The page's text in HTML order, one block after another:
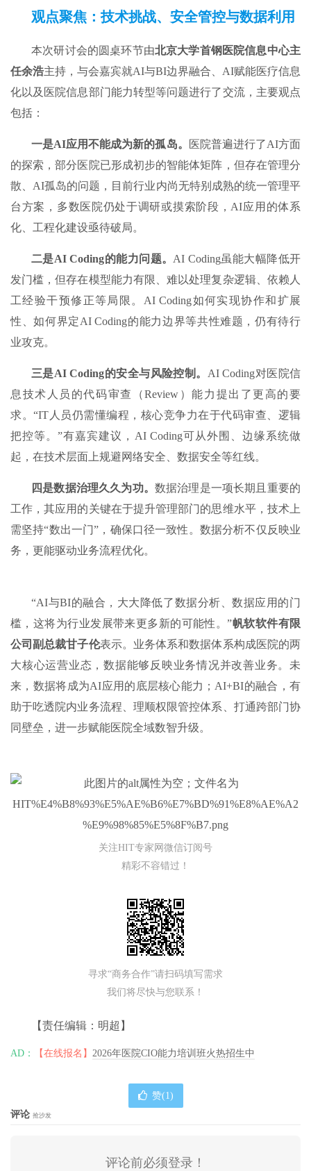
观点聚焦：技术挑战、安全管控与数据利用
本次研讨会的圆桌环节由北京大学首钢医院信息中心主
任余浩主持，与会嘉宾就AI与BI边界融合、AI赋能医疗信息
化以及医院信息部门能力转型等问题进行了交流，主要观点
包括：
一是AI应用不能成为新的孤岛。
医院普遍进行了AI方面
的探索，部分医院已形成初步的智能体矩阵，但存在管理分
散、AI孤岛的问题，目前行业内尚无特别成熟的统一管理平
台方案，多数医院仍处于调研或摸索阶段，AI应用的体系
化、工程化建设亟待破局。
二是AI Coding的能力问题。AI Coding虽能大幅降低开
发门槛，但存在模型能力有限、难以处理复杂逻辑、依赖人
工经验干预修正等局限。AI Coding如何实现协作和扩展
性、如何界定AI Coding的能力边界等共性难题，仍有待行
业攻克。
三是AI Coding的安全与风险控制。 AI Coding对医院信
息技术人员的代码审查（Review）能力提出了更高的要
求。“IT人员仍需懂编程，核心竞争力在于代码审查、逻辑
把控等。”有嘉宾建议，AI Coding可从外围、边缘系统做
起，在技术层面上规避网络安全、数据安全等红线。
四是数据治理久久为功。 数据治理是一项长期且重要的
工作，其应用的关键在于提升管理部门的思维水平，技术上
需坚持“数出一门”，确保口径一致性。数据分析不仅反映业
务，更能驱动业务流程优化。
“AI与BI的融合，大大降低了数据分析、数据应用的门
槛，这将为行业发展带来更多新的可能性。”帆软软件有限
公司副总裁甘子伦表示。业务体系和数据体系构成医院的两
大核心运营业态，数据能够反映业务情况并改善业务。未
来，数据将成为AI应用的底层核心能力；AI+BI的融合，有
助于吃透院内业务流程、理顺权限管控体系、打通跨部门协
同壁垒，进一步赋能医院全域数智升级。
关注HIT专家网微信订阅号
精彩不容错过！
寻求“商务合作”请扫码填写需求
我们将尽快与您联系！
【责任编辑：明超】
AD： 【在线报名】 2026年医院CIO能力培训班火热招生中
赞(1)
评论 抢沙发
评论前必须登录！